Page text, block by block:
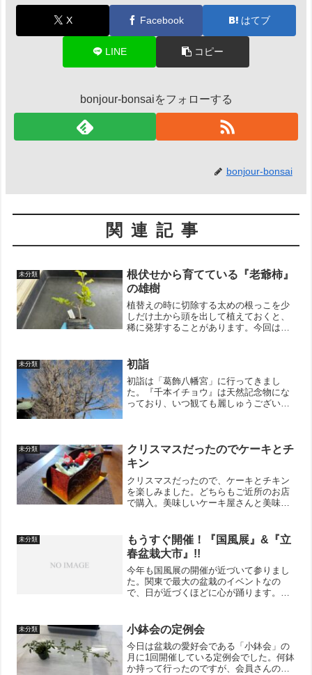
X Facebook はてブ
LINE コピー
bonjour-bonsaiをフォローする
bonjour-bonsai
関連記事
未分類
根伏せから育てている『老爺柿』
の雄樹
植替えの時に切除する太めの根っこを少
しだけ土から頭を出して植えておくと、
稀に発芽することがあります。今回は、
せをしたので、まだまだ幼い樹ですが、
枝分かれの骨格が出来...
未分類 初詣
初詣は「葛飾八幡宮」に行ってきまし
た。『千本イチョウ』は天然記念物にな
っており、いつ観ても麗しゅうございま
時期、そして冬の寒樹の時...
未分類
クリスマスだったのでケーキとチ
キン
クリスマスだったので、ケーキとチキン
を楽しみました。どちらもご近所のお店
で購入。美味しいケーキ屋さんと美味し
未分類
もうすぐ開催！『国風展』&『立
春盆栽大市』!!
今年も国風展の開催が近づいて参りまし
た。関東で最大の盆栽のイベントなの
で、日が近づくほどに心が踊ります。今
いるそうです。合わせて開催する立春盆
栽大市...
未分類 小鉢会の定例会
今日は盆栽の愛好会である「小鉢会」の
月に1回開催している定例会でした。何鉢
か持って行ったのですが、会員さんのお